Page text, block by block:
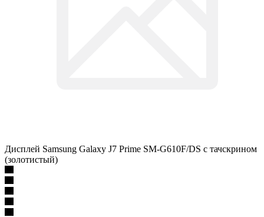
Дисплей Samsung Galaxy J7 Prime SM-G610F/DS с тачскрином
(золотистый)